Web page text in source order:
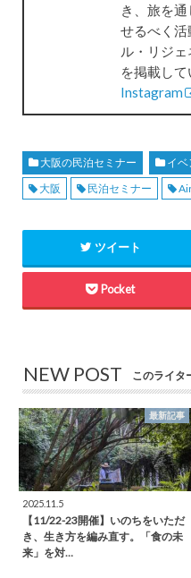
き、旅を
せるべく
ル・リジ
を掲載して
Instagram
大阪の民泊セミナー
イ
大阪
民泊セミナー
ツイート
Pocket
NEW POST このライタ
最新記事
2025.11.5
【11/22-23開催】いのちをいただ
き、生き方を編み直す。「食の未
来」を対…